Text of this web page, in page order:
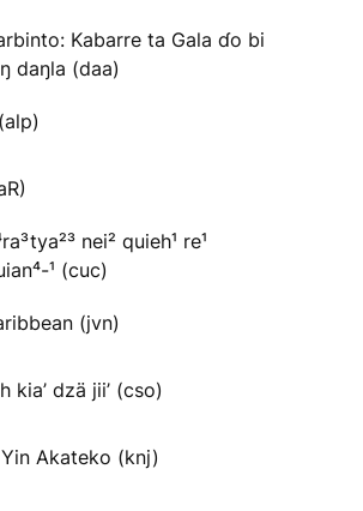
Kabarre ta Gala ɗo bi
daŋla (daa)
nei² quieh¹ re¹
¹ (cuc)
(jvn)
kia’ dzä jii’ (cso)
Akateko (knj)